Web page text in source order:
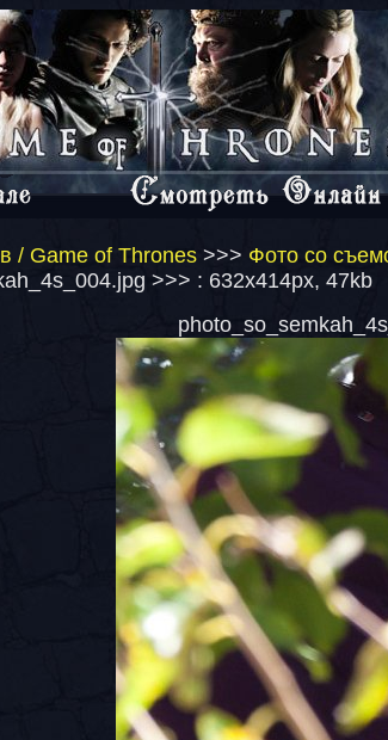
/ Game of Thrones >>> Фото со
>>> : 632x414px, 47kb